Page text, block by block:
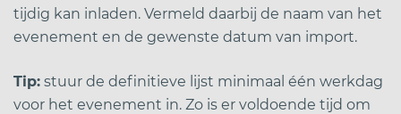
tijdig kan inladen. Vermeld daarbij de naam van het
evenement en de gewenste datum van import.
Tip: stuur de definitieve lijst minimaal één werkdag
voor het evenement in. Zo is er voldoende tijd om